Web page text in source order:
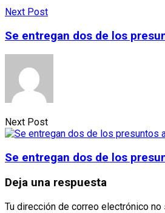
Next Post
Se entregan dos de los
Next Post
Se entregan dos de los
Deja una respuesta
Tu dirección de correo electrónico no